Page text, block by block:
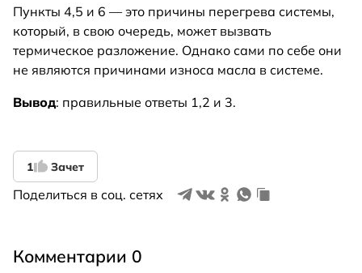
Пункты 4,5 и 6 — это причины перегрева системы,
который, в свою очередь, может вызвать
термическое разложение. Однако сами по себе они
не являются причинами износа масла в системе.
Вывод: правильные ответы 1,2 и 3.
1 Зачет
Поделиться в соц. сетях
Комментарии 0